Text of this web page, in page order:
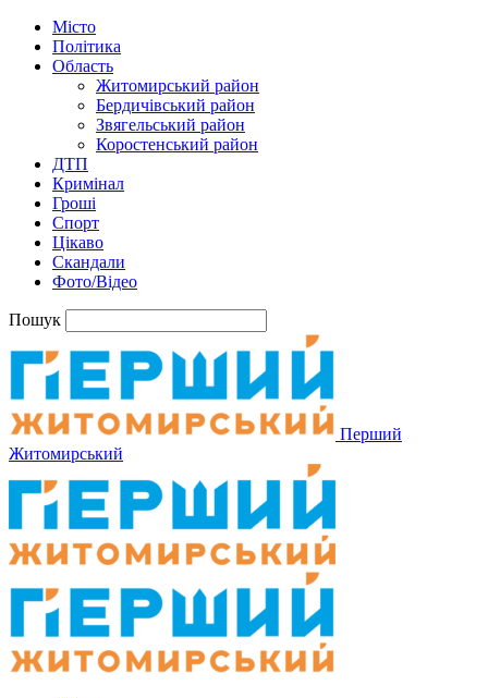
Місто
Політика
Область
Житомирський район
Бердичівський район
Звягельський район
Коростенський район
ДТП
Кримінал
Гроші
Спорт
Цікаво
Скандали
Фото/Відео
Пошук
Перший
Житомирський